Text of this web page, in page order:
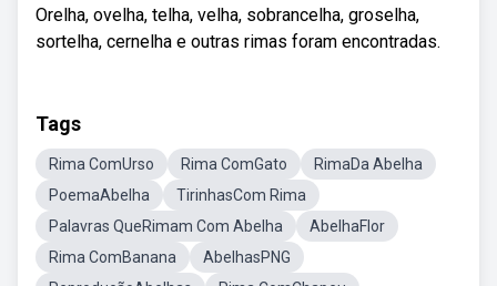
Orelha, ovelha, telha, velha, sobrancelha, groselha,
sortelha, cernelha e outras rimas foram encontradas.
Tags
Rima ComUrso Rima ComGato
RimaDa Abelha
PoemaAbelha
TirinhasCom Rima
Palavras QueRimam Com Abelha
AbelhaFlor
Rima ComBanana
AbelhasPNG